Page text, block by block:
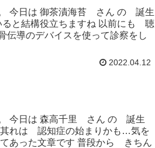
今日は 御茶漬海苔 さん の 誕生
ると結構役立ちますね 以前にも 聴
導のデバイスを使って診察をし
2022.04.12
今日は 森高千里 さん の 誕生
其れは 認知症の始まりかも…気を
あった文章です 普段から きちん